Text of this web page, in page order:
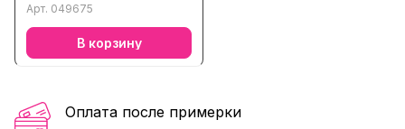
Арт. 049675
В корзину
Оплата после примерки